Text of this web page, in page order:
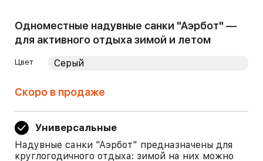
Одноместные надувные санки "Аэрбот" —
для активного отдыха зимой и летом
Цвет
Скоро в продаже
Универсальные
Надувные санки "Аэрбот" предназначены для
круглогодичного отдыха: зимой на них можно